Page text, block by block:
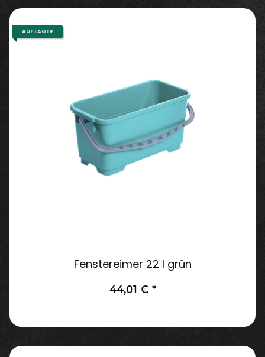
AUF LAGER
Fenstereimer 22 l grün
44,01 € *